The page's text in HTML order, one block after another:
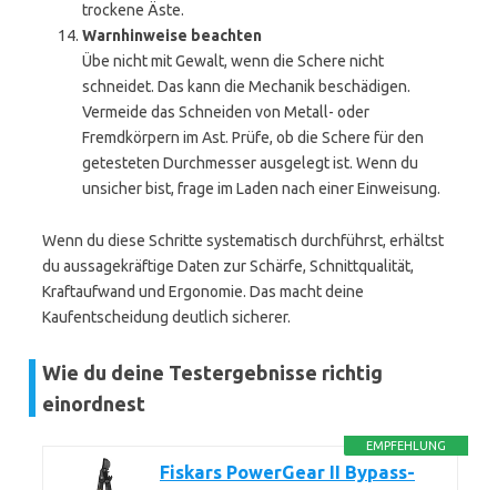
trockene Äste.
Warnhinweise beachten
Übe nicht mit Gewalt, wenn die Schere nicht
schneidet. Das kann die Mechanik beschädigen.
Vermeide das Schneiden von Metall- oder
Fremdkörpern im Ast. Prüfe, ob die Schere für den
getesteten Durchmesser ausgelegt ist. Wenn du
unsicher bist, frage im Laden nach einer Einweisung.
Wenn du diese Schritte systematisch durchführst, erhältst
du aussagekräftige Daten zur Schärfe, Schnittqualität,
Kraftaufwand und Ergonomie. Das macht deine
Kaufentscheidung deutlich sicherer.
Wie du deine Testergebnisse richtig
einordnest
EMPFEHLUNG
Fiskars PowerGear II Bypass-